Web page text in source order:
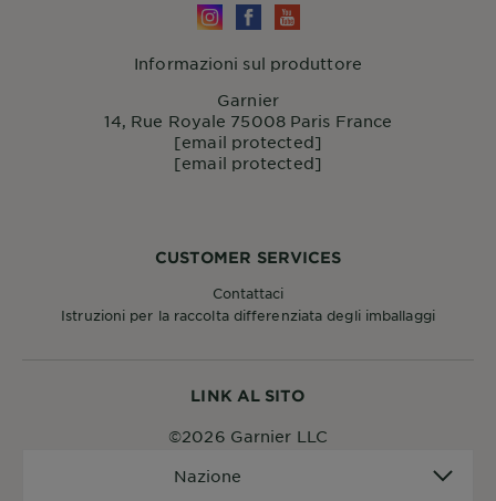
LINK AL SITO
Nazione
©2026 Garnier LLC
CUSTOMER SERVICES
Contattaci
Istruzioni per la raccolta differenziata degli imballaggi
Informazioni sul produttore
Garnier
14, Rue Royale 75008 Paris France
[email protected]
[email protected]